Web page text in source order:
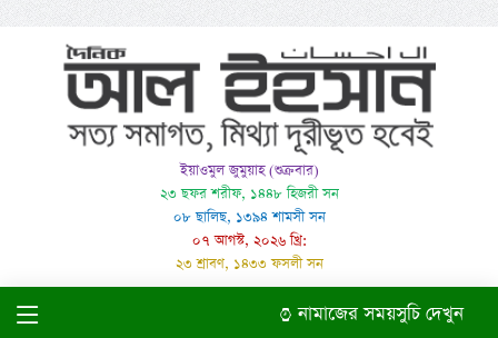
ইয়াওমুল জুমুয়াহ (শুক্রবার)
২৩ ছফর শরীফ, ১৪৪৮ হিজরী সন
০৮ ছালিছ, ১৩৯৪ শামসী সন
০৭ আগস্ট, ২০২৬ খ্রি:
২৩ শ্রাবণ, ১৪৩৩ ফসলী সন
নামাজের সময়সুচি দেখুন